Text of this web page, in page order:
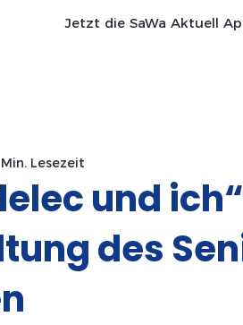
Jetzt die SaWa Aktuell
und
des
Lesezeit